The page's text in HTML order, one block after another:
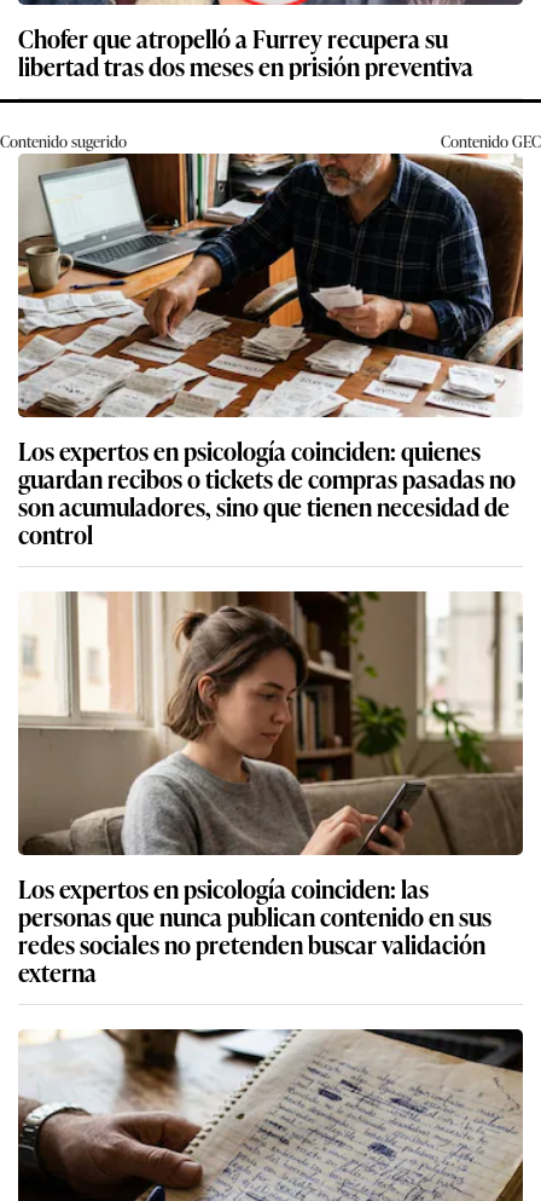
Chofer que atropelló a Furrey recupera su
libertad tras dos meses en prisión preventiva
Contenido sugerido ContenidoGEC
Los expertos en psicología coinciden: quienes
guardan recibos o tickets de compras pasadas no
son acumuladores, sino que tienen necesidad de
control
Los expertos en psicología coinciden: las
personas que nunca publican contenido en sus
redes sociales no pretenden buscar validación
externa